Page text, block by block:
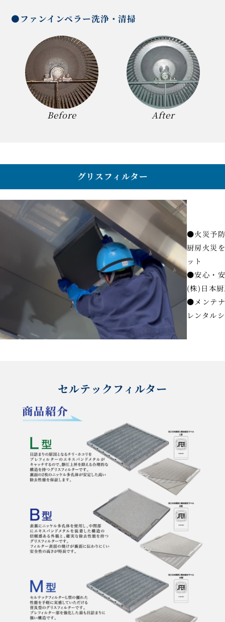
●ファンインペラー洗浄・清掃
Before After
グリスフィルター
●火災予防
厨房火災
ット
●安心・
(株)日本
●メンテ
レンタル
セルテックフィルター